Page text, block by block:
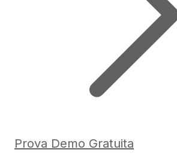
Prova Demo Gratuita